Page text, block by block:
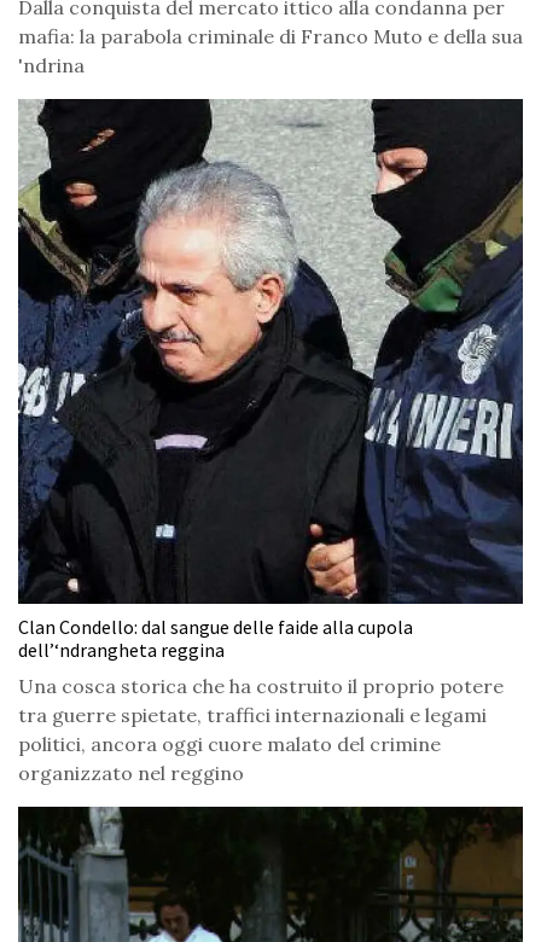
Dalla conquista del mercato ittico alla condanna per
mafia: la parabola criminale di Franco Muto e della sua
'ndrina
Clan Condello: dal sangue delle faide alla cupola
dell’‘ndrangheta reggina
Una cosca storica che ha costruito il proprio potere
tra guerre spietate, traffici internazionali e legami
politici, ancora oggi cuore malato del crimine
organizzato nel reggino